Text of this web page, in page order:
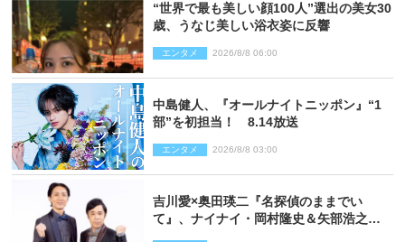
“世界で最も美しい顔100人”選出の美女30
歳、うなじ美しい浴衣姿に反響
エンタメ 2026/8/8 06:00
中島健人、『オールナイトニッポン』“1
部”を初担当！ 8.14放送
エンタメ 2026/8/8 03:00
吉川愛×奥田瑛二『名探偵のままでい
て』、ナイナイ・岡村隆史＆矢部浩之の